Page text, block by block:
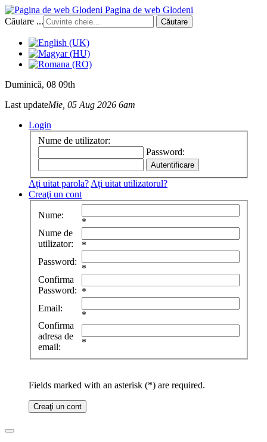
Pagina de web Glodeni
Căutare ...
Căutare
Duminică, 08 09th
Last updateMie, 05 Aug 2026 6am
Login
Nume de utilizator:
Password:
Aţi uitat parola? Aţi uitat utilizatorul?
Creaţi un cont
Nume:
*
Nume de
utilizator:
*
Password:
*
Confirma
Password: *
Email:
*
Confirma
adresa de
email:
*
Fields marked with an asterisk (*) are required.
Creaţi un cont